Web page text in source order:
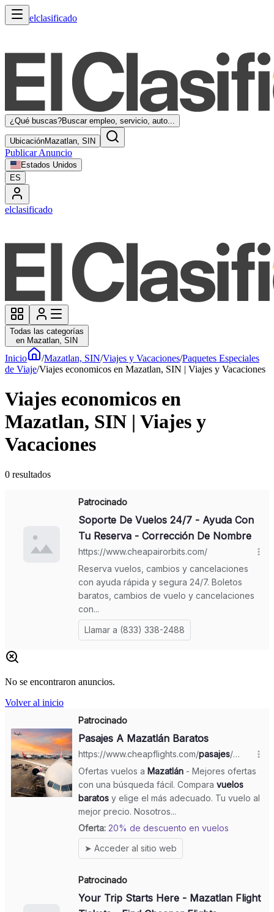
elclasificado
¿Qué buscas?Buscar empleo, servicio, auto...
UbicaciónMazatlan, SIN
Publicar Anuncio
Estados Unidos
ES
elclasificado
Todas las categorías
en Mazatlan, SIN
Inicio /Mazatlan, SIN/Viajes y Vacaciones/Paquetes Especiales
de Viaje/Viajes economicos en Mazatlan, SIN | Viajes y Vacaciones
Viajes economicos en
Mazatlan, SIN | Viajes y
Vacaciones
0 resultados
No se encontraron anuncios.
Volver al inicio